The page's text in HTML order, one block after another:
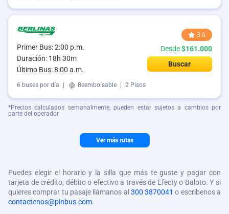
Primer Bus: 2:00 p.m.
Duración: 18h 30m
Último Bus: 8:00 a.m.
3.6
Desde$161.000
Buscar
6 buses por día Reembolsable 2 Pisos
*Precios calculados semanalmente, pueden estar sujetos a cambios por
parte del operador
Ver más rutas
Puedes elegir el horario y la silla que más te guste y pagar con
tarjeta de crédito, débito o efectivo a través de Efecty o Baloto. Y si
quieres comprar tu pasaje llámanos al 300 3870041 o escríbenos a
contactenos@pinbus.com.